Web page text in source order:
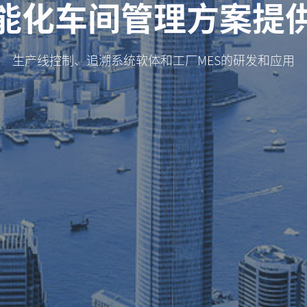
化车间管理方案提
生产线控制、追溯系统软体和工厂MES的研发和应用